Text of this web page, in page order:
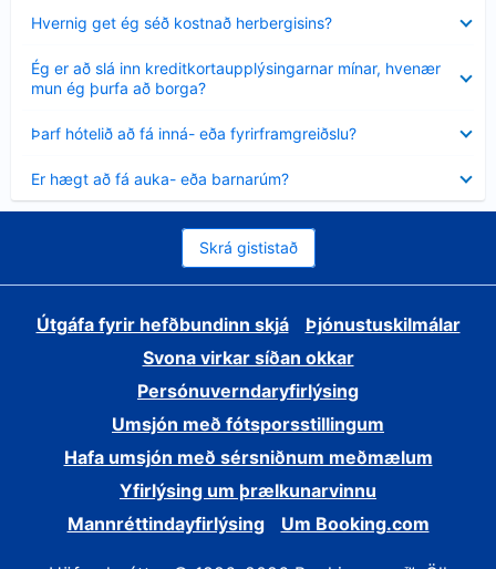
Hvernig get ég séð kostnað herbergisins?
sýnt
Ég er að slá inn kreditkortaupplýsingarnar mínar, hvenær
mun ég þurfa að borga?
Minna
sýnt
Þarf hótelið að fá inná- eða fyrirframgreiðslu?
sýnt
Er hægt að fá auka- eða barnarúm?
sýnt
Skrá gististað
Útgáfa fyrir hefðbundinn skjá
Þjónustuskilmálar
Svona virkar síðan okkar
Persónuverndaryfirlýsing
Umsjón með fótsporsstillingum
Hafa umsjón með sérsniðnum meðmælum
Yfirlýsing um þrælkunarvinnu
Mannréttindayfirlýsing
Um Booking.com